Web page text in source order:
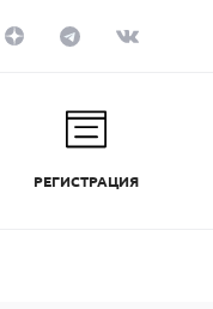
РЕГИСТРАЦИЯ